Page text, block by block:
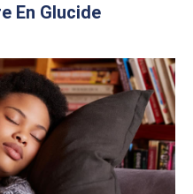
En Glucide